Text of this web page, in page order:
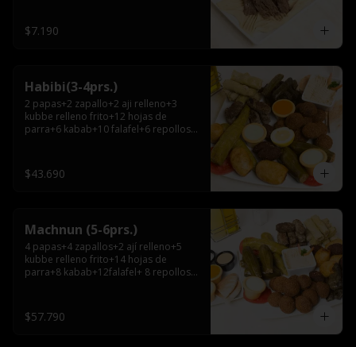
$7.190
Habibi(3-4prs.)
2 papas+2 zapallo+2 aji relleno+3
kubbe relleno frito+12 hojas de
parra+6 kabab+10 falafel+6 repollos+
$43.690
Machnun (5-6prs.)
4 papas+4 zapallos+2 ají relleno+5
kubbe relleno frito+14 hojas de
parra+8 kabab+12falafel+ 8 repollos+
$57.790